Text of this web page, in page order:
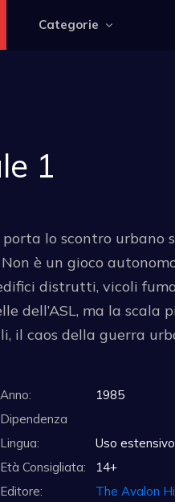
Categorie
1
lo scontro
è un gioco
distrutti, vicoli
dell’ASL, ma la
il caos della guerra
Anno:
1985
Dipendenza
Lingua:
Uso
Età Consigliata:
14+
Editore:
The Avalon